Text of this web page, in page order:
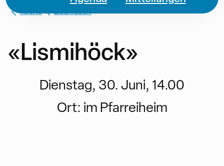
Kirche Liebfrauen
«Lismihöck»
Dienstag, 30. Juni, 14.00
Ort: im Pfarreiheim